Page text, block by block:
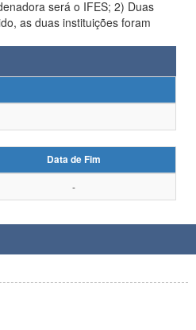
será o IFES; 2) Duas
Data de Fim
-